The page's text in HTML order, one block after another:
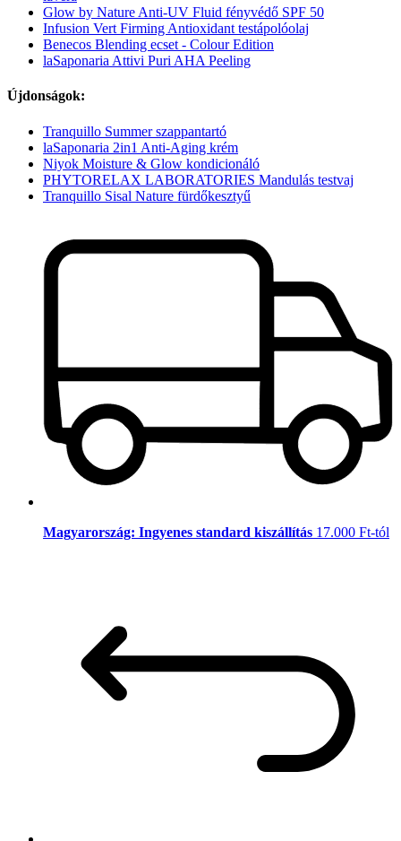
Glow by Nature Anti-UV Fluid fényvédő SPF 50
Infusion Vert Firming Antioxidant testápolóolaj
Benecos Blending ecset - Colour Edition
laSaponaria Attivi Puri AHA Peeling
Újdonságok:
Tranquillo Summer szappantartó
laSaponaria 2in1 Anti-Aging krém
Niyok Moisture & Glow kondicionáló
PHYTORELAX LABORATORIES Mandulás testvaj
Tranquillo Sisal Nature fürdőkesztyű
Magyarország: Ingyenes standard kiszállítás 17.000 Ft-tól